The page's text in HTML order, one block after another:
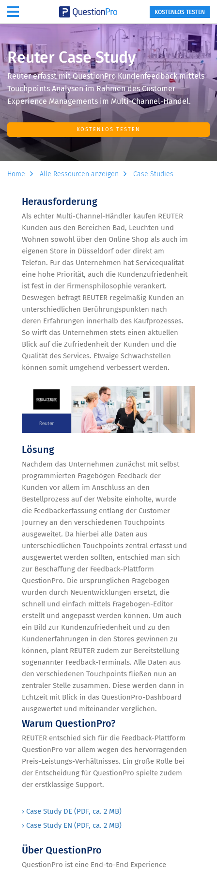
KOSTENLOS TESTEN
Reuter Case Study
Reuter erfasst mit QuestionPro Kundenfeedback mittels
Touchpoints Analysen im Rahmen des Customer
Experience Managements im Multi-Channel-Handel.
KOSTENLOS TESTEN
Home Alle Ressourcen anzeigen Case Studies
Herausforderung
Als echter Multi-Channel-Händler kaufen REUTER
Kunden aus den Bereichen Bad, Leuchten und
Wohnen sowohl über den Online Shop als auch im
eigenen Store in Düsseldorf oder direkt am
Telefon. Für das Unternehmen hat Servicequalität
eine hohe Priorität, auch die Kundenzufriedenheit
ist fest in der Firmensphilosophie verankert.
Deswegen befragt REUTER regelmäßig Kunden an
unterschiedlichen Berührungspunkten nach
deren Erfahrungen innerhalb des Kaufprozesses.
So wirft das Unternehmen stets einen aktuellen
Blick auf die Zufriedenheit der Kunden und die
Qualität des Services. Etwaige Schwachstellen
können somit umgehend verbessert werden.
Lösung
Nachdem das Unternehmen zunächst mit selbst
programmierten Fragebögen Feedback der
Kunden vor allem im Anschluss an den
Bestellprozess auf der Website einholte, wurde
die Feedbackerfassung entlang der Customer
Journey an den verschiedenen Touchpoints
ausgeweitet. Da hierbei alle Daten aus
unterschiedlichen Touchpoints zentral erfasst und
ausgewertet werden sollten, entschied man sich
zur Beschaffung der Feedback-Plattform
QuestionPro. Die ursprünglichen Fragebögen
wurden durch Neuentwicklungen ersetzt, die
schnell und einfach mittels Fragebogen-Editor
erstellt und angepasst werden können. Um auch
ein Bild zur Kundenzufriedenheit und zu den
Kundenerfahrungen in den Stores gewinnen zu
können, plant REUTER zudem zur Bereitstellung
sogenannter Feedback-Terminals. Alle Daten aus
den verschiedenen Touchpoints fließen nun an
zentraler Stelle zusammen. Diese werden dann in
Echtzeit mit Blick in das QuestionPro-Dashboard
ausgewertet und miteinander verglichen.
Warum QuestionPro?
REUTER entschied sich für die Feedback-Plattform
QuestionPro vor allem wegen des hervorragenden
Preis-Leistungs-Verhältnisses. Ein große Rolle bei
der Entscheidung für QuestionPro spielte zudem
der erstklassige Support.
› Case Study DE (PDF, ca. 2 MB)
› Case Study EN (PDF, ca. 2 MB)
Über QuestionPro
QuestionPro ist eine End-to-End Experience